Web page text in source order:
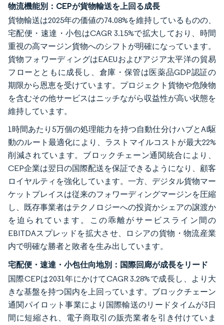
物流機能別：CEPが貨物輸送を上回る成長
貨物輸送は2025年の価値の74.08%を維持しているものの、
宅配便・速達・小包はCAGR 3.15%で拡大しており、時間
重視の高マージン貨物へのシフトが明確になっています。
貨物フォワーディングはEAEUおよびアジア太平洋の貿易
フローとともに成長し、倉庫・保管は医薬品GDP認証の
期限から恩恵を受けています。プロジェクト貨物や危険物
を含むその他サービスはニッチながら収益性が高い状態を
維持しています。
1時間あたり5万個の処理能力を持つ自動仕分けハブとAI駆
動のルート最適化により、ラストマイルコストが最大22%
削減されています。ブロックチェーン通関統合により、
CEP企業は翌日の国際配送を保証できるようになり、顧客
ロイヤルティを強化しています。一方、デジタル貨物マー
ケットプレイスは従来のフォワーディングマージンを圧縮
し、既存事業者はテクノロジーへの投資かシェアの譲渡か
を迫られています。この乖離がサービスライン間の
EBITDAスプレッドを拡大させ、ロシアの貨物・物流産業
内で明確な勝者と敗者を生み出しています。
宅配便・速達・小包仕向地別：国際回廊が成長をリード
国際CEPは2031年にかけてCAGR 3.28%で成長し、より大
きな基盤を持つ国内を上回っています。ブロックチェーン
通関パイロット事業により国際輸送のリードタイムが3日
間に短縮され、電子商取引の販売業者を引き付けていま